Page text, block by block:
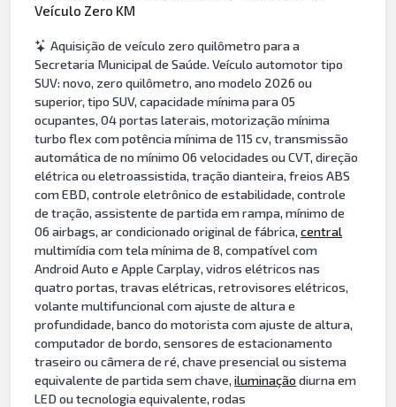
Veículo Zero KM
Aquisição de veículo zero quilômetro para a
Secretaria Municipal de Saúde. Veículo automotor tipo
SUV: novo, zero quilômetro, ano modelo 2026 ou
superior, tipo SUV, capacidade mínima para 05
ocupantes, 04 portas laterais, motorização mínima
turbo flex com potência mínima de 115 cv, transmissão
automática de no mínimo 06 velocidades ou CVT, direção
elétrica ou eletroassistida, tração dianteira, freios ABS
com EBD, controle eletrônico de estabilidade, controle
de tração, assistente de partida em rampa, mínimo de
06 airbags, ar condicionado original de fábrica,central
multimídia com tela mínima de 8, compatível com
Android Auto e Apple Carplay, vidros elétricos nas
quatro portas, travas elétricas, retrovisores elétricos,
volante multifuncional com ajuste de altura e
profundidade, banco do motorista com ajuste de altura,
computador de bordo, sensores de estacionamento
traseiro ou câmera de ré, chave presencial ou sistema
equivalente de partida sem chave,iluminaçãodiurna em
LED ou tecnologia equivalente, rodas